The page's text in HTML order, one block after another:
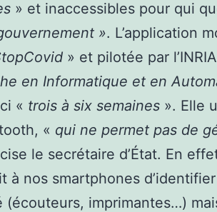
» et inaccessibles pour qui
». L’application
» et pilotée par
en Informatique et en
« trois à six semaines ». Elle
« qui ne permet pas de
le secrétaire d’État. En
à nos smartphones
(écouteurs, imprimantes…)